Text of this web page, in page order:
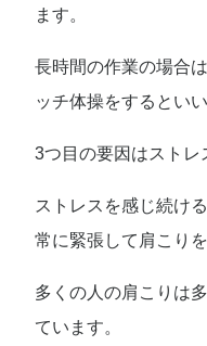
ます。
長時間の作業の場合
ッチ体操をするとい
3つ目の要因はストレ
ストレスを感じ続け
常に緊張して肩こり
多くの人の肩こりは
ています。